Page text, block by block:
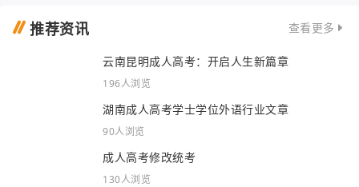
推荐资讯 查看更多
云南昆明成人高考：开启人生新篇章
196人浏览
湖南成人高考学士学位外语行业文章
90人浏览
成人高考修改统考
130人浏览